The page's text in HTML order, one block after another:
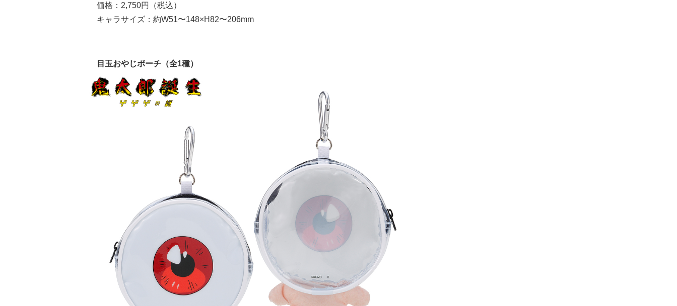
価格：2,750円（税込）
キャラサイズ：約W51〜148×H82〜206mm
目玉おやじポーチ（全1種）